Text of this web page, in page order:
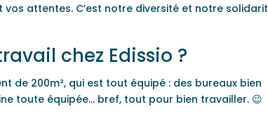
attentes. C’est notre diversité et notre
chez Edissio ?
de 200m², qui est tout équipé : des bureaux bien
toute équipée… bref, tout pour bien travailler. 😉